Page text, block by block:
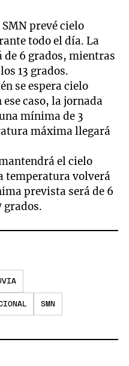
prevé cielo
todo el día. La
6 grados, mientras
13 grados.
se espera cielo
caso, la jornada
mínima de 3
máxima llegará
el cielo
temperatura volverá
prevista será de 6
grados.
SMN